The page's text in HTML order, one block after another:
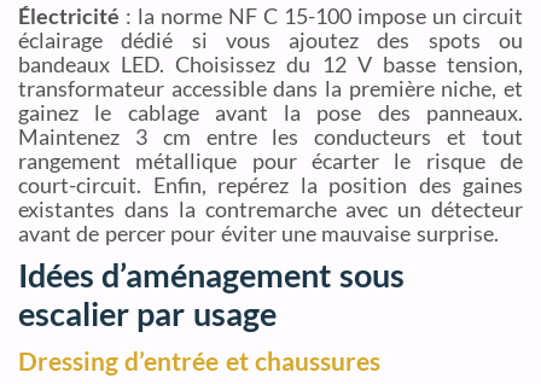
Électricité : la norme NF C 15-100 impose un circuit
éclairage dédié si vous ajoutez des spots ou
bandeaux LED. Choisissez du 12 V basse tension,
transformateur accessible dans la première niche, et
gainez le cablage avant la pose des panneaux.
Maintenez 3 cm entre les conducteurs et tout
rangement métallique pour écarter le risque de
court-circuit. Enfin, repérez la position des gaines
existantes dans la contremarche avec un détecteur
avant de percer pour éviter une mauvaise surprise.
Idées d’aménagement sous
escalier par usage
Dressing d’entrée et chaussures